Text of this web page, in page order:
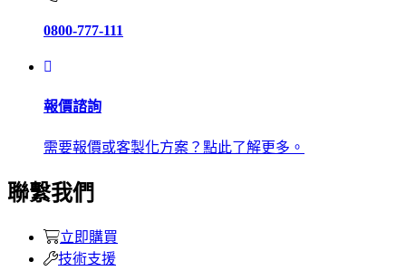
0800-777-111
報價諮詢
需要報價或客製化方案？點此了解更多。
聯繫我們
立即購買
技術支援